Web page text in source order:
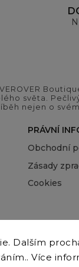
Dalším
Více
světa.
nejen o
PRÁVNÍ
Obchodní
Zásady
Cookies